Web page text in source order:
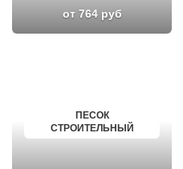
от 764 руб
ПЕСОК
СТРОИТЕЛЬНЫЙ